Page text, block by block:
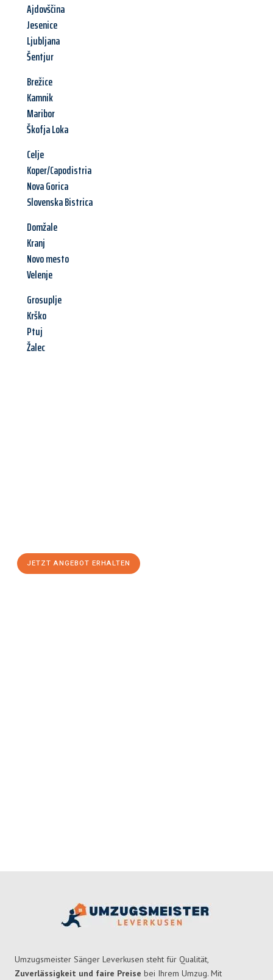
Ajdovščina
Jesenice
Ljubljana
Šentjur
Brežice
Kamnik
Maribor
Škofja Loka
Celje
Koper/Capodistria
Nova Gorica
Slovenska Bistrica
Domžale
Kranj
Novo mesto
Velenje
Grosuplje
Krško
Ptuj
Žalec
JETZT ANGEBOT ERHALTEN
Umzugsmeister Sänger Leverkusen steht für Qualität,
Zuverlässigkeit und faire Preise bei Ihrem Umzug. Mit